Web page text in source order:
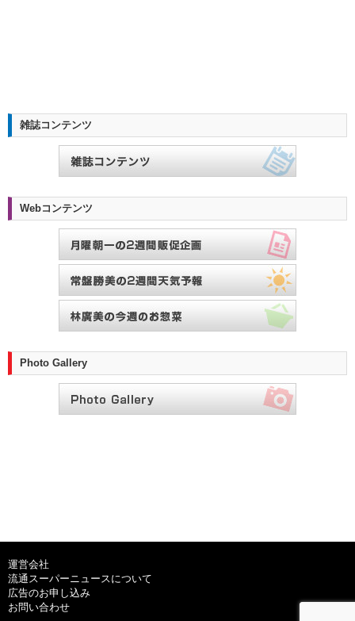
雑誌コンテンツ
Webコンテンツ
Photo Gallery
運営会社
流通スーパーニュースについて
広告のお申し込み
お問い合わせ